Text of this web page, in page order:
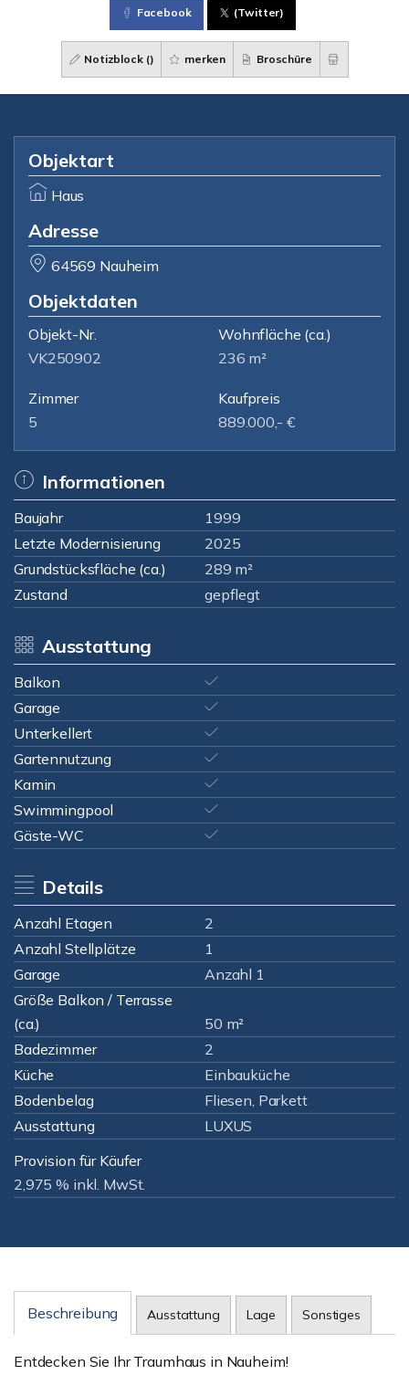
Facebook (Twitter)
Notizblock () merken Broschüre
Objektart
Haus
Adresse
64569 Nauheim
Objektdaten
Objekt-Nr.
VK250902
Wohnfläche (ca.)
236 m²
Zimmer
5
Kaufpreis
889.000,- €
Informationen
Baujahr
1999
Letzte Modernisierung
2025
Grundstücksfläche (ca.)
289 m²
Zustand
gepflegt
Ausstattung
Balkon
Garage
Unterkellert
Gartennutzung
Kamin
Swimmingpool
Gäste-WC
Details
Anzahl Etagen
2
Anzahl Stellplätze
1
Garage
Anzahl 1
Größe Balkon / Terrasse
(ca.)
50 m²
Badezimmer
2
Küche
Einbauküche
Bodenbelag
Fliesen, Parkett
Ausstattung
LUXUS
Provision für Käufer
2,975 % inkl. MwSt.
Beschreibung Ausstattung Lage Sonstiges
Entdecken Sie Ihr Traumhaus in Nauheim!